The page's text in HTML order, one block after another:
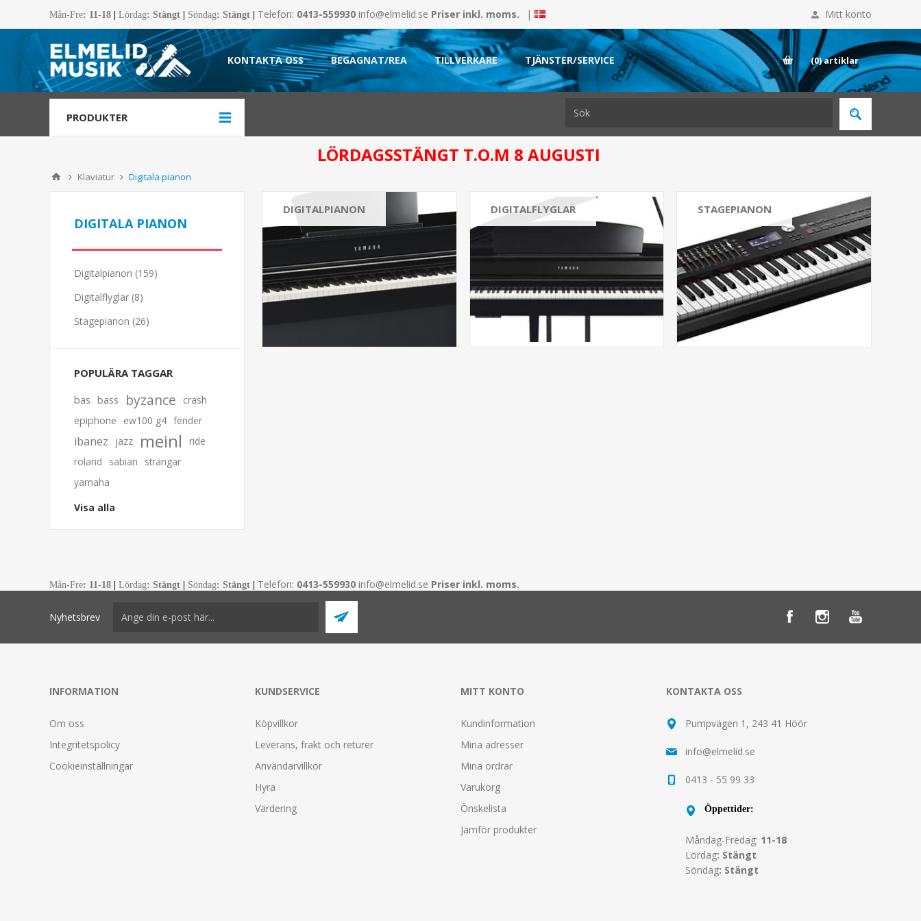
Mån-Fre: 11-18 Lördag: Stängt Söndag: Stängt Telefon: 0413-559930 info@elmelid.se Priser inkl. moms. | Mitt konto
KONTAKTA OSS BEGAGNAT/REA TILLVERKARE TJÄNSTER/SERVICE (0)artiklar
PRODUKTER
LÖRDAGSSTÄNGT T.O.M 8 AUGUSTI
Klaviatur Digitala pianon
DIGITALPIANON DIGITALFLYGLAR STAGEPIANON
DIGITALA PIANON
Digitalpianon (159)
Digitalflyglar (8)
Stagepianon (26)
POPULÄRA TAGGAR
bas bass byzance
crash
epiphone
ew100 g4 fender
ibanez jazz meinl
ride
roland
sabian
strängar
yamaha
Visa alla
Mån-Fre: 11-18 Lördag: Stängt Söndag: Stängt Telefon: 0413-559930 info@elmelid.se Priser inkl. moms.
Nyhetsbrev
INFORMATION
Om oss
Integritetspolicy
Cookieinställningar
KUNDSERVICE
Köpvillkor
Leverans, frakt och returer
Användarvillkor
Hyra
Värdering
MITT KONTO
Kundinformation
Mina adresser
Mina ordrar
Varukorg
Önskelista
Jämför produkter
KONTAKTA OSS
Pumpvägen 1, 243 41 Höör
info@elmelid.se
0413 - 55 99 33
Öppettider:
Måndag-Fredag: 11-18
Lördag: Stängt
Söndag: Stängt